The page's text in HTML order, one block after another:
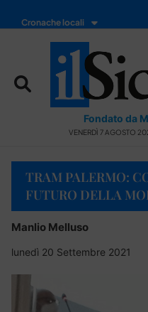
Cronache locali
Fondato da
VENERDÌ 7 AGOSTO
TRAM PALERMO:
FUTURO DELLA
Manlio Melluso
lunedì 20 Settembre 2021